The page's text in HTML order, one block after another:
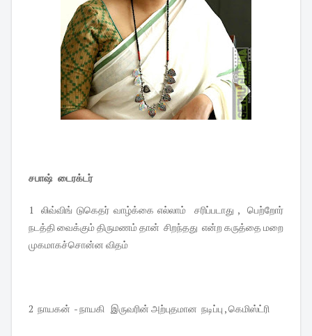
சபாஷ் டைரக்டர்
1 லிவ்விங் டுகெதர் வாழ்க்கை எல்லாம் சரிப்படாது , பெற்றோர்
நடத்தி வைக்கும் திருமணம் தான் சிறந்தது என்ற கருத்தை மறை
முகமாகச்சொன்ன விதம்
2 நாயகன் - நாயகி இருவரின் அற்புதமான நடிப்பு , கெமிஸ்ட்ரி